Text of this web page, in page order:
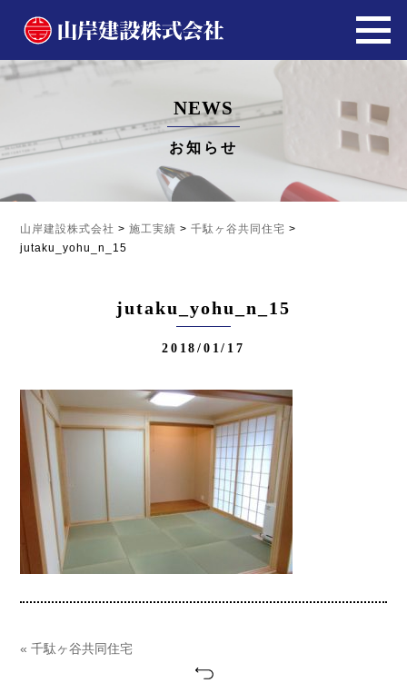
NEWS
お知らせ
山岸建設株式会社 >施工実績 >千駄ヶ谷共同住宅 >
jutaku_yohu_n_15
jutaku_yohu_n_15
2018/01/17
« 千駄ヶ谷共同住宅